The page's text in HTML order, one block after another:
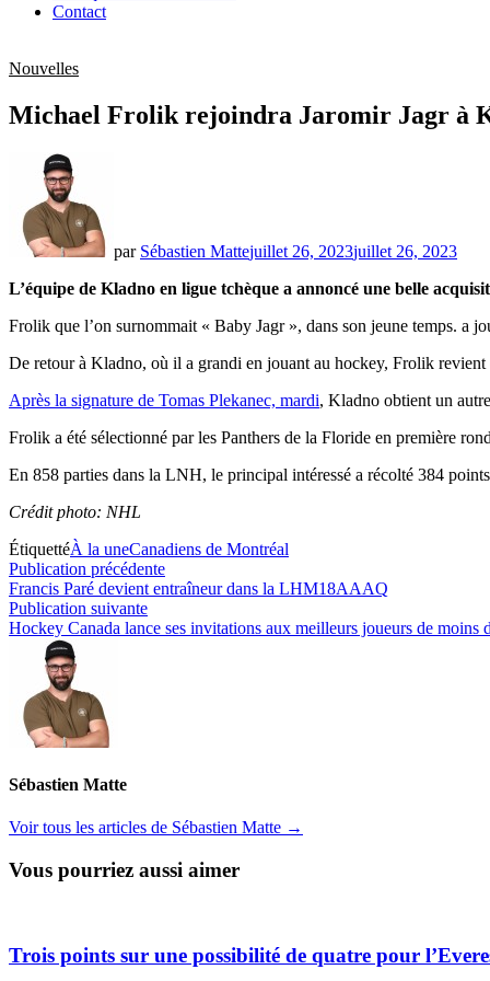
Contact
Nouvelles
Michael Frolik rejoindra Jaromir Jagr à
par Sébastien Mattejuillet 26, 2023juillet 26, 2023
L’équipe de Kladno en ligue tchèque a annoncé une belle
Frolik que l’on surnommait « Baby Jagr », dans son jeune temps. a
De retour à Kladno, où il a grandi en jouant au hockey, Frolik
Après la signature de Tomas Plekanec, mardi, Kladno obtient un
Frolik a été sélectionné par les Panthers de la Floride en première
En 858 parties dans la LNH, le principal intéressé a récolté 384
Crédit photo: NHL
ÉtiquettéÀ la uneCanadiens de Montréal
Navigation
de
l’article
Publication précédentePublication
précédente :
Francis Paré devient entraîneur dans la LHM18AAAQ
Publication suivantePublication
suivante :
Hockey Canada lance ses invitations aux meilleurs joueurs de moins
Sébastien Matte
Voir tous les articles de Sébastien Matte →
Vous pourriez aussi aimer
Trois points sur une possibilité de quatre pour